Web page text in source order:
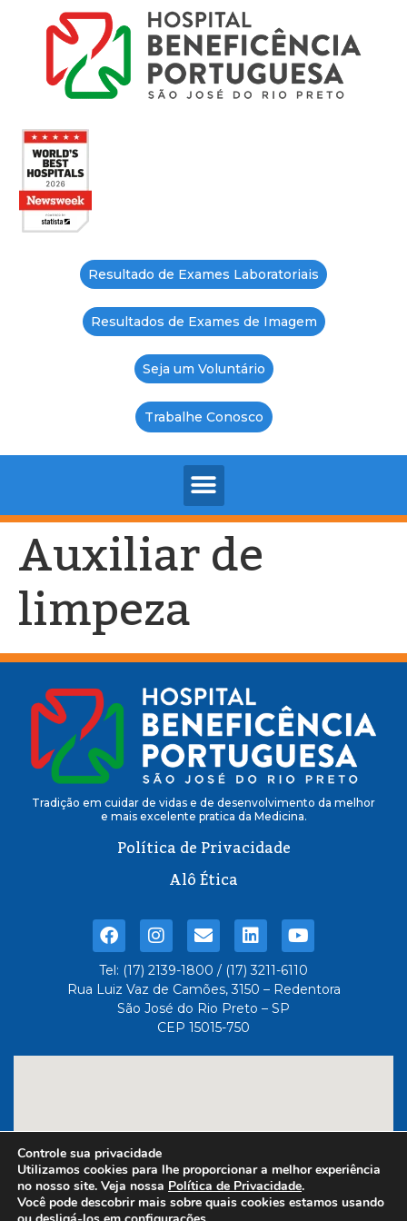
Resultado de Exames Laboratoriais
Resultados de Exames de Imagem
Seja um Voluntário
Trabalhe Conosco
Auxiliar de
limpeza
Tradição em cuidar de vidas e de desenvolvimento da melhor
e mais excelente pratica da Medicina.
Política de Privacidade
Alô Ética
Tel: (17) 2139-1800 / (17) 3211-6110
Rua Luiz Vaz de Camões, 3150 – Redentora
São José do Rio Preto – SP
CEP 15015-750
Controle sua privacidade
Utilizamos cookies para lhe proporcionar a melhor experiência
no nosso site. Veja nossa Política de Privacidade.
Você pode descobrir mais sobre quais cookies estamos usando